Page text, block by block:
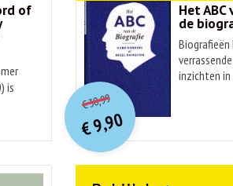
of
is
Het ABC
de
Biografieën
verrassende
inzichten in
€30,99O
orspr
onkelijke
prijs
was:
€ 30,99.
€9,90
Huidige
prijs
is:
€ 9,90.